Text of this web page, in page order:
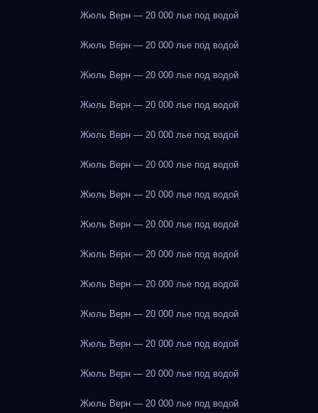
Жюль Верн — 20 000 лье под водой
Жюль Верн — 20 000 лье под водой
Жюль Верн — 20 000 лье под водой
Жюль Верн — 20 000 лье под водой
Жюль Верн — 20 000 лье под водой
Жюль Верн — 20 000 лье под водой
Жюль Верн — 20 000 лье под водой
Жюль Верн — 20 000 лье под водой
Жюль Верн — 20 000 лье под водой
Жюль Верн — 20 000 лье под водой
Жюль Верн — 20 000 лье под водой
Жюль Верн — 20 000 лье под водой
Жюль Верн — 20 000 лье под водой
Жюль Верн — 20 000 лье под водой